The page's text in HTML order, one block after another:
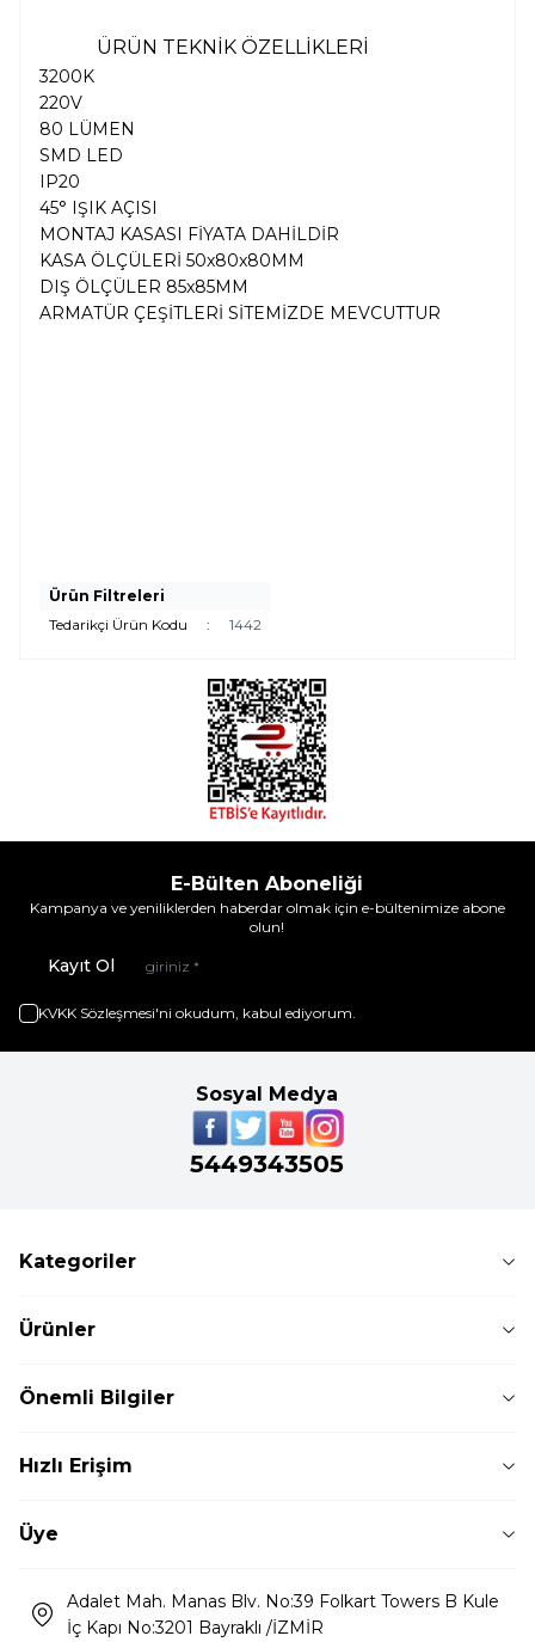
ÜRÜN TEKNİK ÖZELLİKLERİ
3200K
220V
80 LÜMEN
SMD LED
IP20
45° IŞIK AÇISI
MONTAJ KASASI FİYATA DAHİLDİR
KASA ÖLÇÜLERİ 50x80x80MM
DIŞ ÖLÇÜLER 85x85MM
ARMATÜR ÇEŞİTLERİ SİTEMİZDE MEVCUTTUR
Ürün Filtreleri
Tedarikçi Ürün Kodu
: 1442
E-Bülten Aboneliği
Kampanya ve yeniliklerden haberdar olmak için e-bültenimize abone
olun!
Kayıt Ol
KVKK Sözleşmesi'ni okudum, kabul ediyorum.
Sosyal Medya
5449343505
Kategoriler
Ürünler
Önemli Bilgiler
Hızlı Erişim
Üye
Adalet Mah. Manas Blv. No:39 Folkart Towers B Kule
İç Kapı No:3201 Bayraklı /İZMİR